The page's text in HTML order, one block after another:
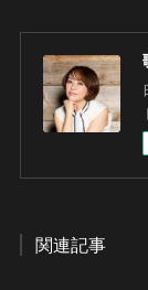
関連記事